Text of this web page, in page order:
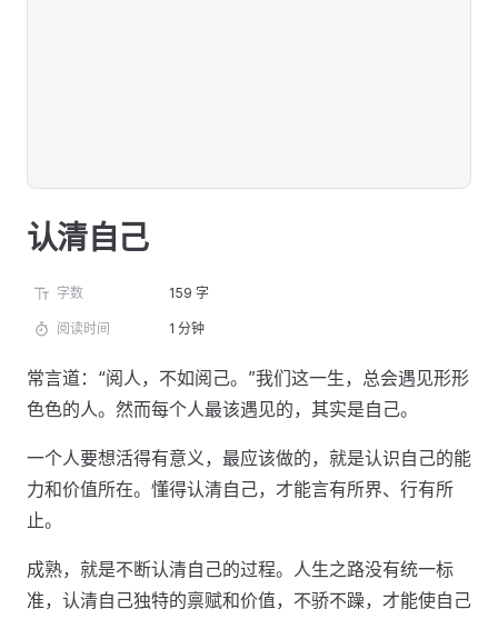
认清自己
字数 159 字
阅读时间 1 分钟
常言道：“阅人，不如阅己。”我们这一生，总会遇见形形
色色的人。然而每个人最该遇见的，其实是自己。
一个人要想活得有意义，最应该做的，就是认识自己的能
力和价值所在。懂得认清自己，才能言有所界、行有所
止。
成熟，就是不断认清自己的过程。人生之路没有统一标
准，认清自己独特的禀赋和价值，不骄不躁，才能使自己